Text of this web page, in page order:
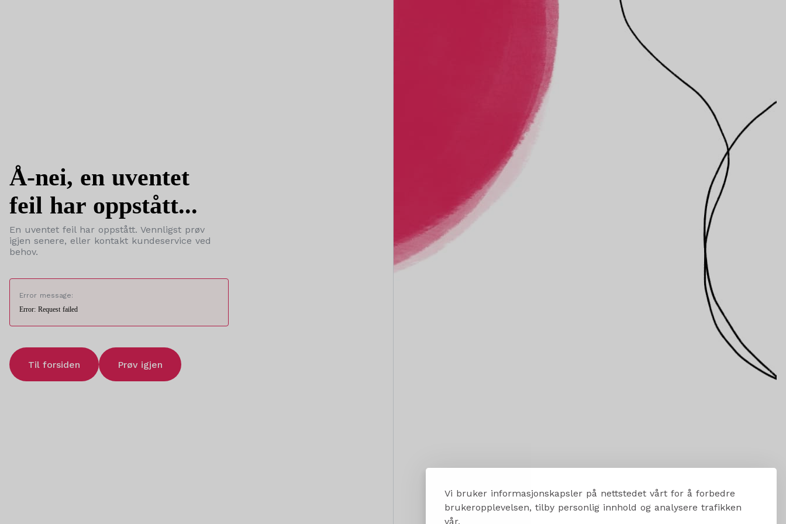
Vi bruker informasjonskapsler på nettstedet vårt for å forbedre
brukeropplevelsen, tilby personlig innhold og analysere trafikken
vår.
Å-nei, en uventet
feil har oppstått...
En uventet feil har oppstått. Vennligst prøv
igjen senere, eller kontakt kundeservice ved
behov.
Error message:
Error: Request failed
Til forsiden Prøv igjen